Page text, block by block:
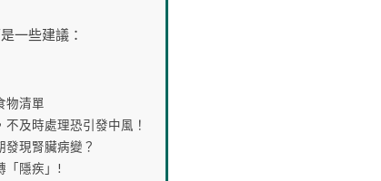
一些建議：
物清單
及時處理恐引發中風！
發現腎臟病變？
「隱疾」!